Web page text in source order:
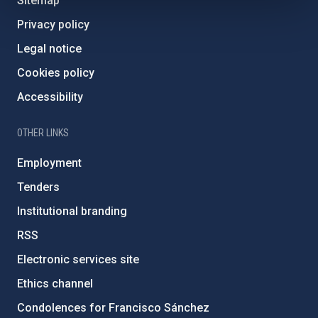
Privacy policy
Legal notice
Cookies policy
Accessibility
OTHER LINKS
Employment
Tenders
Institutional branding
RSS
Electronic services site
Ethics channel
Condolences for Francisco Sánchez